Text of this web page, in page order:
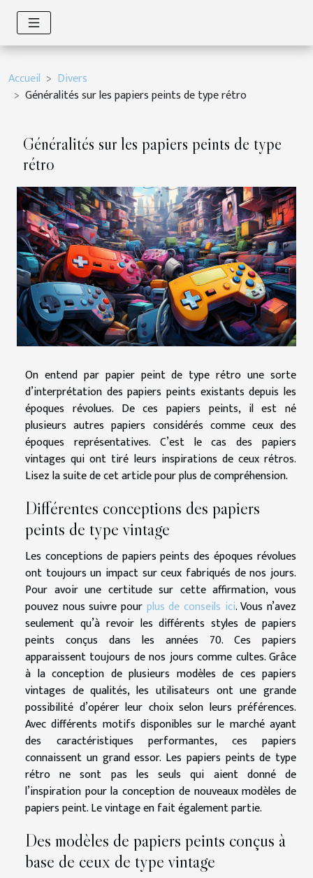
Accueil
Divers
Généralités sur les papiers peints de type rétro
Généralités sur les papiers peints de type
rétro
On entend par papier peint de type rétro une sorte
d’interprétation des papiers peints existants depuis les
époques révolues. De ces papiers peints, il est né
plusieurs autres papiers considérés comme ceux des
époques représentatives. C’est le cas des papiers
vintages qui ont tiré leurs inspirations de ceux rétros.
Lisez la suite de cet article pour plus de compréhension.
Différentes conceptions des papiers
peints de type vintage
Les conceptions de papiers peints des époques révolues
ont toujours un impact sur ceux fabriqués de nos jours.
Pour avoir une certitude sur cette affirmation, vous
pouvez nous suivre pour plus de conseils ici. Vous n’avez
seulement qu’à revoir les différents styles de papiers
peints conçus dans les années 70. Ces papiers
apparaissent toujours de nos jours comme cultes. Grâce
à la conception de plusieurs modèles de ces papiers
vintages de qualités, les utilisateurs ont une grande
possibilité d’opérer leur choix selon leurs préférences.
Avec différents motifs disponibles sur le marché ayant
des caractéristiques performantes, ces papiers
connaissent un grand essor. Les papiers peints de type
rétro ne sont pas les seuls qui aient donné de
l’inspiration pour la conception de nouveaux modèles de
papiers peint. Le vintage en fait également partie.
Des modèles de papiers peints conçus à
base de ceux de type vintage